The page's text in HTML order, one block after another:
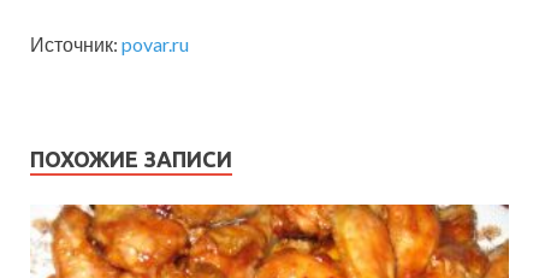
Источник: povar.ru
ПОХОЖИЕ ЗАПИСИ